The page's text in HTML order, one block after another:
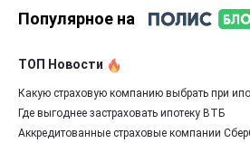
Популярное на
ТОП Новости
Какую страховую компанию выбрать при
Где выгоднее застраховать ипотеку ВТБ
Аккредитованные страховые компании